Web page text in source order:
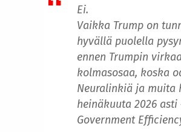
Ei.
Vaikka Trump on
hyvällä puolella
ennen Trumpin
kolmasosaa, koska
Neuralinkiä ja muita
heinäkuuta 2026
Government